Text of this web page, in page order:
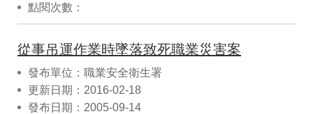
點閱次數：
從事吊運作業時墜落致死職業災害案
發布單位：職業安全衛生署
更新日期：2016-02-18
發布日期：2005-09-14